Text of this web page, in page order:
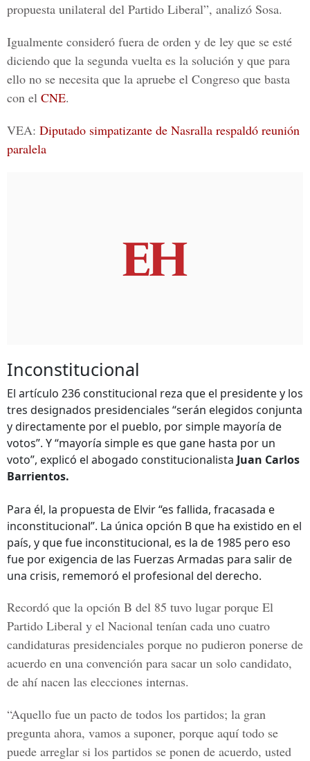
propuesta unilateral del Partido Liberal”, analizó Sosa.
Igualmente consideró fuera de orden y de ley que se esté
diciendo que la segunda vuelta es la solución y que para
ello no se necesita que la apruebe el Congreso que basta
con el CNE.
VEA: Diputado simpatizante de Nasralla respaldó reunión
paralela
Inconstitucional
El artículo 236 constitucional reza que el presidente y los
tres designados presidenciales “serán elegidos conjunta
y directamente por el pueblo, por simple mayoría de
votos”. Y “mayoría simple es que gane hasta por un
voto”, explicó el abogado constitucionalista Juan Carlos
Barrientos.
Para él, la propuesta de Elvir “es fallida, fracasada e
inconstitucional”. La única opción B que ha existido en el
país, y que fue inconstitucional, es la de 1985 pero eso
fue por exigencia de las Fuerzas Armadas para salir de
una crisis, rememoró el profesional del derecho.
Recordó que la opción B del 85 tuvo lugar porque El
Partido Liberal y el Nacional tenían cada uno cuatro
candidaturas presidenciales porque no pudieron ponerse de
acuerdo en una convención para sacar un solo candidato,
de ahí nacen las elecciones internas.
“Aquello fue un pacto de todos los partidos; la gran
pregunta ahora, vamos a suponer, porque aquí todo se
puede arreglar si los partidos se ponen de acuerdo, usted